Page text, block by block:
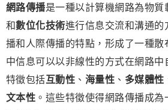
網路傳播是一種以計算機網路為物質
和數位化技術進行信息交流和溝通
播和人際傳播的特點，形成了一種散
中信息可以以非線性的方式在網路中
特徵包括互動性 、 海量性 、 多媒體性
文本性 。這些特徵使得網路傳播成